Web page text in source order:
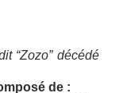
“Zozo” décédé
de :